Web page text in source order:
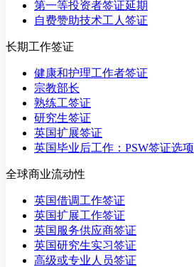
第一等投资者签证延期
自费赞助技术工人签证
长期工作签证
健康和护理工作者签证
宗教部长
熟练工签证
研究生签证
英国扩展签证
英国毕业后工作：PSW签证选项
全球商业流动性
英国借调工作签证
英国扩展工作签证
英国服务供应商签证
英国研究生实习签证
高级或专业人员签证